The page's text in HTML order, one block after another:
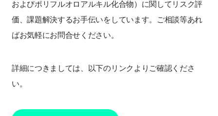
およびポリフルオロアルキル化合物）に関してリスク評
価、課題解決するお手伝いをしています。ご相談等あれ
ばお気軽にお問合せください。
詳細につきましては、以下のリンクよりご確認くださ
い。